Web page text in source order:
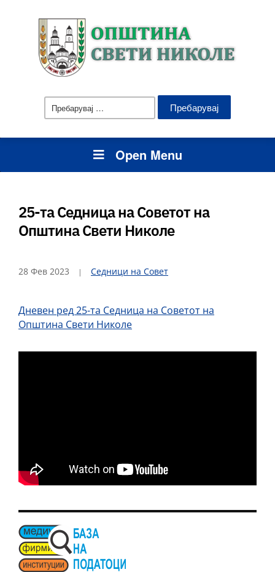
Пребарувај
за:
Open Menu
25-та Седница на Советот на
Општина Свети Николе
28 Фев 2023 Седници на Совет
Дневен ред 25-та Седница на Советот на
Општина Свети Николе